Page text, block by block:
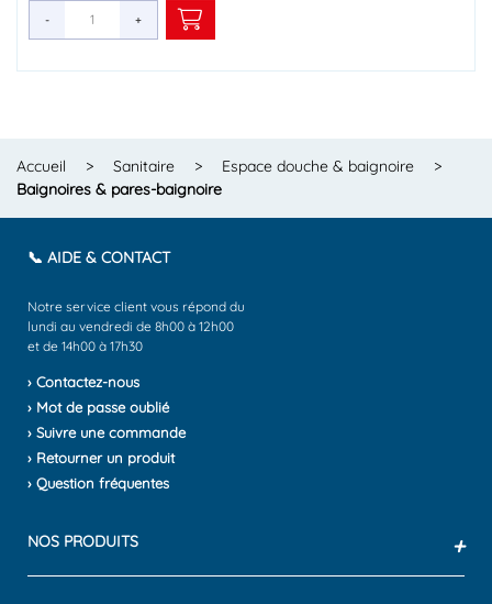
- +
- +
- +
- +
- +
- +
- +
- +
- +
- +
- +
- +
Accueil > Sanitaire > Espace douche & baignoire
>
Baignoires & pares-baignoire
📞 AIDE & CONTACT
Notre service client vous répond du
lundi au vendredi de 8h00 à 12h00
et de 14h00 à 17h30
› Contactez-nous
› Mot de passe oublié
› Suivre une commande
› Retourner un produit
› Question fréquentes
NOS PRODUITS +